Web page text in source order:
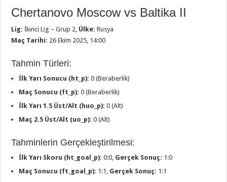
Chertanovo Moscow vs Baltika II
Lig: İkinci Lig – Grup 2, Ülke: Rusya
Maç Tarihi: 26 Ekim 2025, 14:00
Tahmin Türleri:
İlk Yarı Sonucu (ht_p): 0 (Beraberlik)
Maç Sonucu (ft_p): 0 (Beraberlik)
İlk Yarı 1.5 Üst/Alt (huo_p): 0 (Alt)
Maç 2.5 Üst/Alt (uo_p): 0 (Alt)
Tahminlerin Gerçekleştirilmesi:
İlk Yarı Skoru (ht_goal_p): 0:0, Gerçek Sonuç: 1:0
Maç Sonucu (ft_goal_p): 1:1, Gerçek Sonuç: 1:1